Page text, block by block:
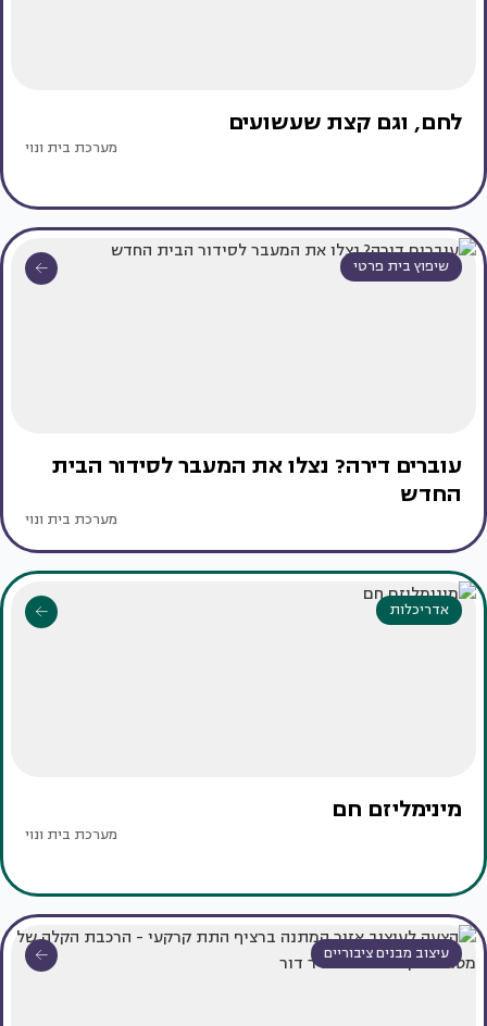
לחם, וגם קצת שעשועים
מערכת בית ונוי
שיפוץ בית פרטי
עוברים דירה? נצלו את המעבר לסידור הבית
החדש
מערכת בית ונוי
אדריכלות
מינימליזם חם
מערכת בית ונוי
עיצוב מבנים ציבוריים